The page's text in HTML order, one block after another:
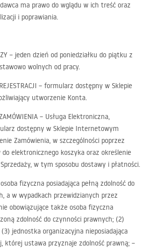
ma prawo do wglądu w ich treść oraz
i poprawiania.
– jeden dzień od poniedziałku do piątku z
wolnych od pracy.
REJESTRACJI – formularz dostępny w Sklepie
utworzenie Konta.
– Usługa Elektroniczna,
dostępny w Sklepie Internetowym
Zamówienia, w szczególności poprzez
elektronicznego koszyka oraz określenie
w tym sposobu dostawy i płatności.
fizyczna posiadająca pełną zdolność do
a w wypadkach przewidzianych przez
obowiązujące także osoba fizyczna
zdolność do czynności prawnych; (2)
jednostka organizacyjna nieposiadająca
której ustawa przyznaje zdolność prawną; –